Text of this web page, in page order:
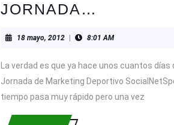
JORNADA…
DE
LA
18 mayo, 201218
8:01 AM
La verdad es que ya hace unos cuantos días
Jornada de Marketing Deportivo
tiempo pasa muy rápido pero una vez